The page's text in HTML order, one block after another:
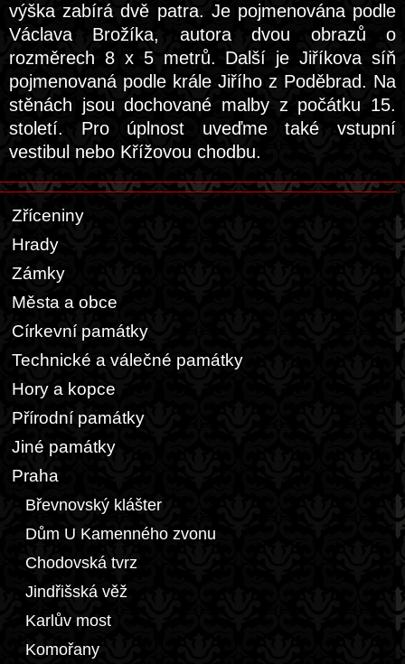
výška zabírá dvě patra. Je pojmenována podle
Václava Brožíka, autora dvou obrazů o
rozměrech 8 x 5 metrů. Další je Jiříkova síň
pojmenovaná podle krále Jiřího z Poděbrad. Na
stěnách jsou dochované malby z počátku 15.
století. Pro úplnost uveďme také vstupní
vestibul nebo Křížovou chodbu.
Zříceniny
Hrady
Zámky
Města a obce
Církevní památky
Technické a válečné památky
Hory a kopce
Přírodní památky
Jiné památky
Praha
Břevnovský klášter
Dům U Kamenného zvonu
Chodovská tvrz
Jindřišská věž
Karlův most
Komořany